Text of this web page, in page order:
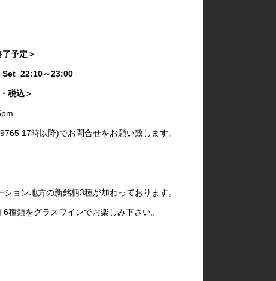
23:00 終了予定＞
3rd Set 22:10～23:00
き・税込＞
17時以降)でお問合せをお願い致します。
ョン地方の新銘柄3種が加わっております。
種類をグラスワインでお楽しみ下さい。